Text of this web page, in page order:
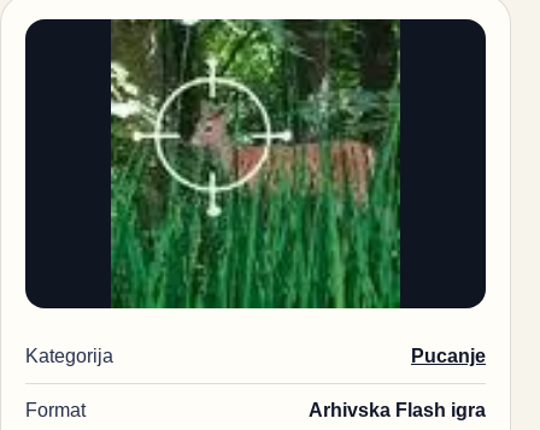
Kategorija Pucanje
Format Arhivska Flash igra